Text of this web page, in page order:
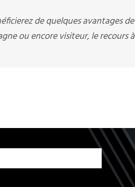
de quelques avantages de
ou encore visiteur, le recours à